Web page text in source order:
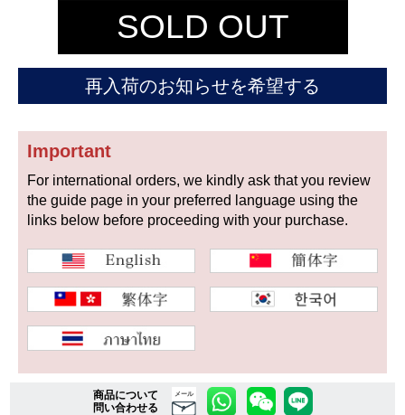
コンスタンタン
商品の状態から探す
新品 未使用品
中古品 アンティーク品
WEB限定品 SALE
複数条件で商品を絞り込む
詳細検索はこちら
ご利用ガイド
SOLD OUT
再入荷のお知らせを希望する
Important
For international orders, we kindly ask that you review
the guide page in your preferred language using the
links below before proceeding with your purchase.
商品について
問い合わせる
メール